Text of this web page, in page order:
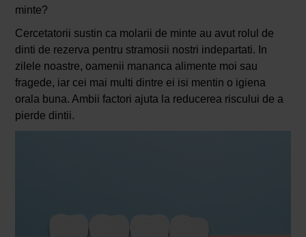
minte?
Cercetatorii sustin ca molarii de minte au avut rolul de
dinti de rezerva pentru stramosii nostri indepartati. In
zilele noastre, oamenii mananca alimente moi sau
fragede, iar cei mai multi dintre ei isi mentin o igiena
orala buna. Ambii factori ajuta la reducerea riscului de a
pierde dintii.